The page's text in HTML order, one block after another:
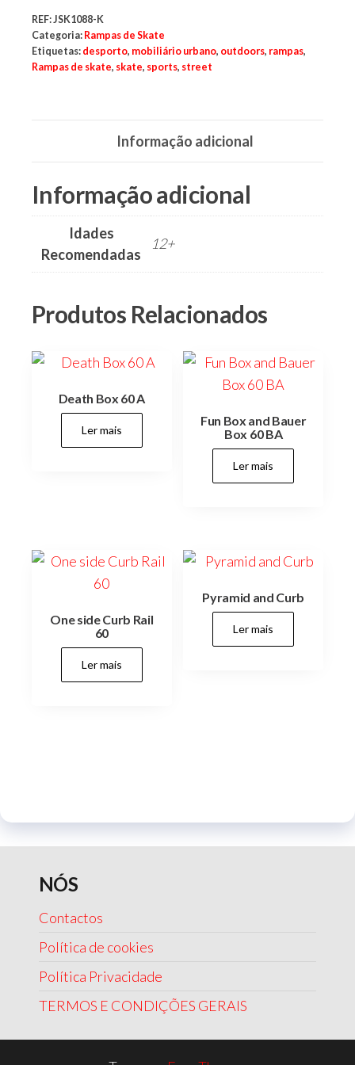
espaços
verdes,
espaços
públicos,
cidades,
REF:JSK1088-K
Categoria: Rampas de Skate
Etiquetas: desporto, mobiliário urbano, outdoors, rampas,
Rampas de skate, skate, sports, street
Informação adicional
Informação adicional
Idades
Recomendadas
12+
Produtos Relacionados
Death Box 60 A
Ler mais
Fun Box and Bauer
Box 60 BA
Ler mais
One side Curb Rail
60
Ler mais
Pyramid and Curb
Ler mais
NÓS
Contactos
Política de cookies
Política Privacidade
TERMOS E CONDIÇÕES GERAIS